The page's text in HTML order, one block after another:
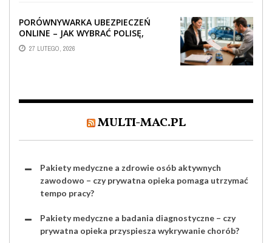
PORÓWNYWARKA UBEZPIECZEŃ
ONLINE – JAK WYBRAĆ POLISĘ,
KTÓRA REALNIE CHRONI TWÓJ
MAJĄTEK?
27 LUTEGO, 2026
MULTI-MAC.PL
Pakiety medyczne a zdrowie osób aktywnych
zawodowo – czy prywatna opieka pomaga utrzymać
tempo pracy?
Pakiety medyczne a badania diagnostyczne – czy
prywatna opieka przyspiesza wykrywanie chorób?